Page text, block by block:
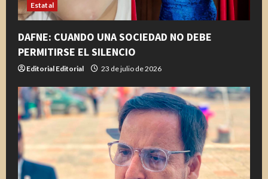
Estatal
DAFNE: CUANDO UNA SOCIEDAD NO DEBE
PERMITIRSE EL SILENCIO
Editorial Editorial 23 de julio de 2026